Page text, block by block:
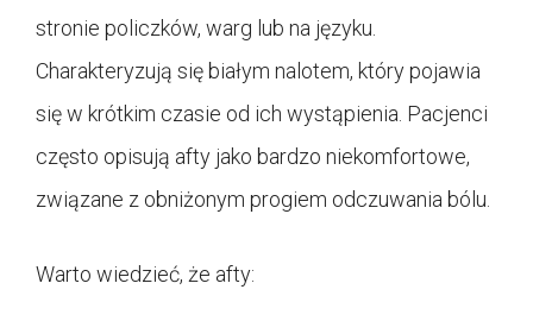
stronie policzków, warg lub na języku.
Charakteryzują się białym nalotem, który pojawia
się w krótkim czasie od ich wystąpienia. Pacjenci
często opisują afty jako bardzo niekomfortowe,
związane z obniżonym progiem odczuwania bólu.
Warto wiedzieć, że afty: